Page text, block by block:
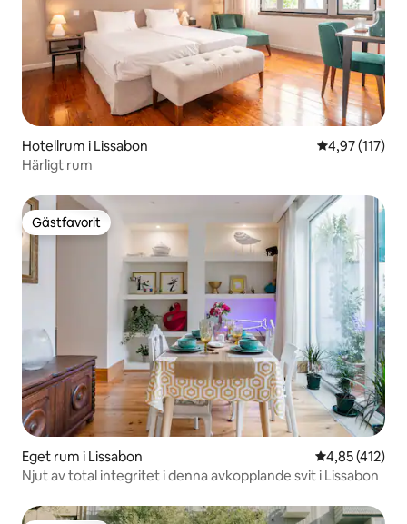
Hotellrum i Lissabon 4,97 av 5 i
4,97 (117)
Härligt rum
Gästfavorit
Gästfavorit
Eget rum i Lissabon 4,85 av 5 i
4,85 (412)
Njut av total integritet i denna avkopplande svit i Lissabon